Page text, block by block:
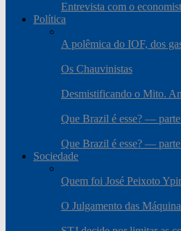
Entrevista com o
Política
A polêmica do IOF, dos
Os Chauvinistas
Desmistificando o Mito.
Que Brazil é esse? —
Que Brazil é esse? —
Sociedade
Quem foi José Peixoto
O Julgamento das